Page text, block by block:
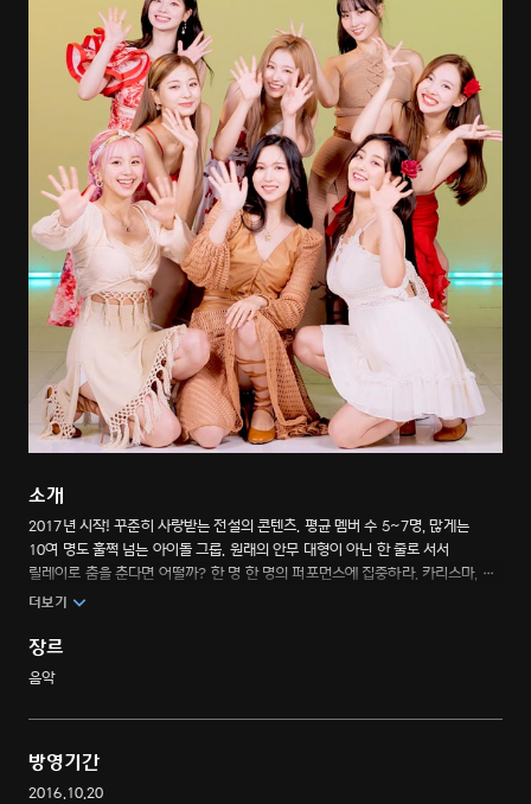
소개
2017년 시작! 꾸준히 사랑받는 전설의 콘텐츠. 평균 멤버 수 5~7명, 많게는
10여 명도 훌쩍 넘는 아이돌 그룹. 원래의 안무 대형이 아닌 한 줄로 서서
릴레이로 춤을 춘다면 어떨까? 한 명 한 명의 퍼포먼스에 집중하라. 카리스마, 칼
군무, 프리 스타일 등 무대에서 볼 수 없었던 재미까지. 스마트폰 세로 비율에
더보기
장르
음악
방영기간
2016.10.20